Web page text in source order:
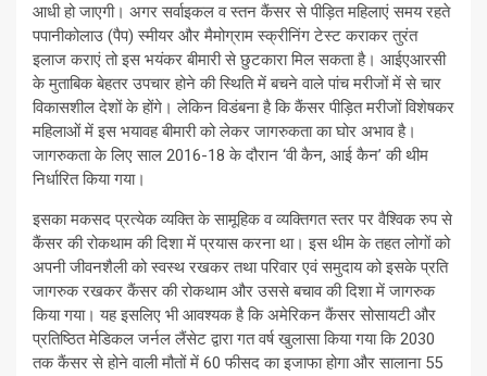
आधी हो जाएगी। अगर सर्वाइकल व स्तन कैंसर से पीड़ित महिलाएं समय रहते
पपानीकोलाउ (पैप) स्मीयर और मैमोग्राम स्क्रीनिंग टेस्ट कराकर तुरंत
इलाज कराएं तो इस भयंकर बीमारी से छुटकारा मिल सकता है। आईएआरसी
के मुताबिक बेहतर उपचार होने की स्थिति में बचने वाले पांच मरीजों में से चार
विकासशील देशों के होंगे। लेकिन विडंबना है कि कैंसर पीड़ित मरीजों विशेषकर
महिलाओं में इस भयावह बीमारी को लेकर जागरुकता का घोर अभाव है।
जागरुकता के लिए साल 2016-18 के दौरान ‘वी कैन, आई कैन’ की थीम
निर्धारित किया गया।
इसका मकसद प्रत्येक व्यक्ति के सामूहिक व व्यक्तिगत स्तर पर वैश्विक रुप से
कैंसर की रोकथाम की दिशा में प्रयास करना था। इस थीम के तहत लोगों को
अपनी जीवनशैली को स्वस्थ रखकर तथा परिवार एवं समुदाय को इसके प्रति
जागरुक रखकर कैंसर की रोकथाम और उससे बचाव की दिशा में जागरुक
किया गया। यह इसलिए भी आवश्यक है कि अमेरिकन कैंसर सोसायटी और
प्रतिष्ठित मेडिकल जर्नल लैंसेट द्वारा गत वर्ष खुलासा किया गया कि 2030
तक कैंसर से होने वाली मौतों में 60 फीसद का इजाफा होगा और सालाना 55